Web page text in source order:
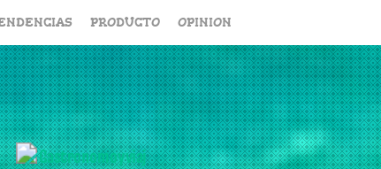
PRODUCTO OPINION